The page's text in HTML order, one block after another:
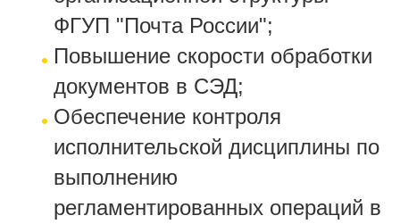
ФГУП "Почта России";
Повышение скорости обработки
документов в СЭД;
Обеспечение контроля
исполнительской дисциплины по
выполнению
регламентированных операций в